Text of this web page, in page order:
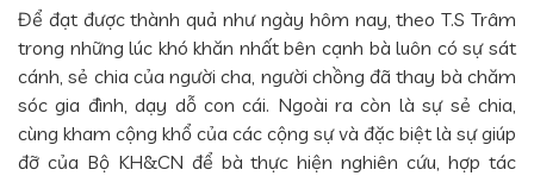
Để đạt được thành quả như ngày hôm nay, theo T.S Trâm
trong những lúc khó khăn nhất bên cạnh bà luôn có sự sát
cánh, sẻ chia của người cha, người chồng đã thay bà chăm
sóc gia đình, dạy dỗ con cái. Ngoài ra còn là sự sẻ chia,
cùng kham cộng khổ của các cộng sự và đặc biệt là sự giúp
đỡ của Bộ KH&CN để bà thực hiện nghiên cứu, hợp tác